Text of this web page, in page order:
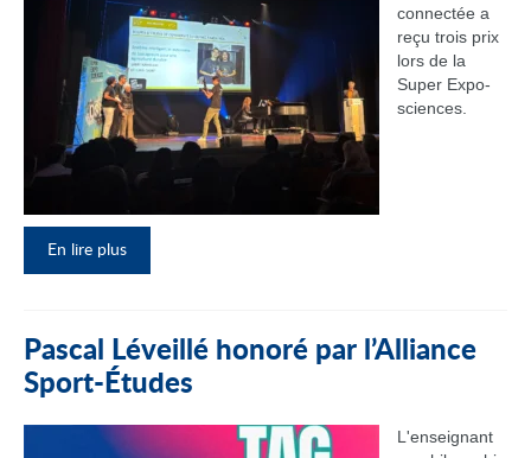
connectée a
reçu trois prix
lors de la
Super Expo-
sciences.
En lire plus
Pascal Léveillé honoré par l’Alliance
Sport-Études
L'enseignant